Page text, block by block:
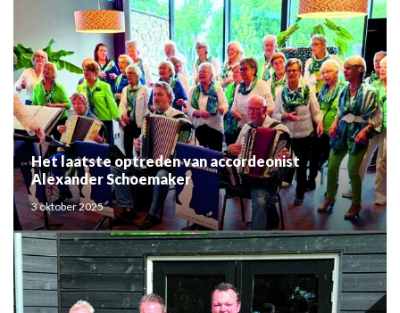
Het laatste optreden van accordeonist
Alexander Schoemaker
3 oktober 2025